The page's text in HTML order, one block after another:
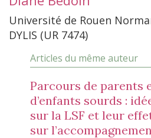
Université de Rouen
DYLIS (UR 7474)
Articles du même auteur
Parcours de parents
d’enfants sourds :
sur la LSF et leur
sur